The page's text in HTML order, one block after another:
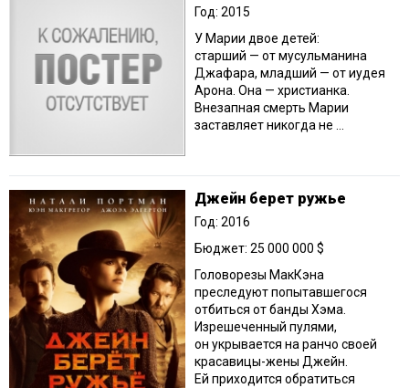
Год: 2015
У Марии двое детей:
старший — от мусульманина
Джафара, младший — от иудея
Арона. Она — христианка.
Внезапная смерть Марии
заставляет никогда не ...
Джейн берет ружье
Год: 2016
Бюджет: 25 000 000 $
Головорезы МакКэна
преследуют попытавшегося
отбиться от банды Хэма.
Изрешеченный пулями,
он укрывается на ранчо своей
красавицы-жены Джейн.
Ей приходится обратиться